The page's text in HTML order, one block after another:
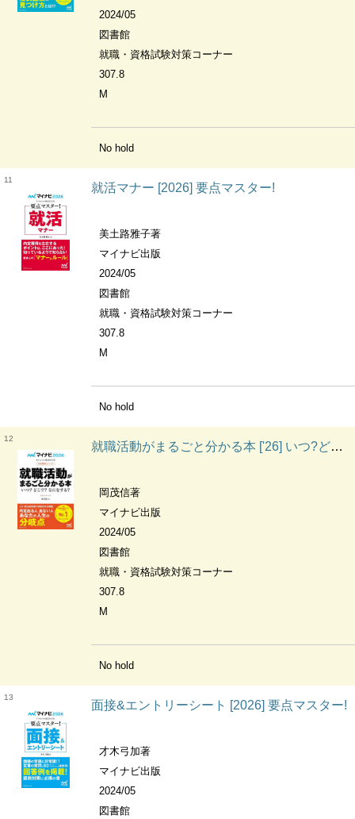
2024/05
図書館
就職・資格試験対策コーナー
307.8
M
No hold
11
就活マナー [2026] 要点マスター!
美土路雅子著
マイナビ出版
2024/05
図書館
就職・資格試験対策コーナー
307.8
M
No hold
12
就職活動がまるごと分かる本 ['26] いつ?どこで?なにをする? 内定獲得のメソッド
岡茂信著
マイナビ出版
2024/05
図書館
就職・資格試験対策コーナー
307.8
M
No hold
13
面接&エントリーシート [2026] 要点マスター!
才木弓加著
マイナビ出版
2024/05
図書館